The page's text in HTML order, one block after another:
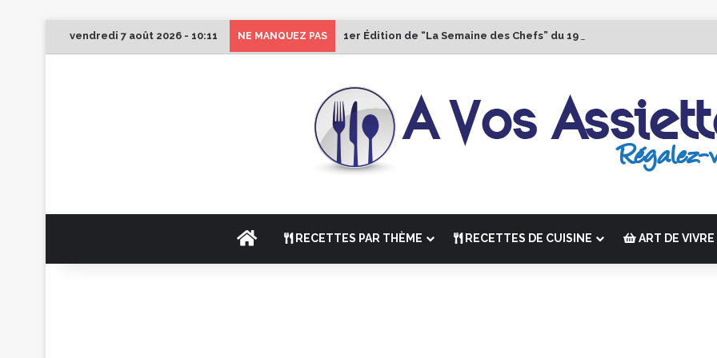
vendredi 7 août 2026 - 10:11 NE MANQUEZ PAS 1er Édition de “La Semaine des Chefs” du 19 au 24 octobre 2026
ACCUEILRECETTES PAR THÈME RECETTES DE CUISINE ART DE VIVRE